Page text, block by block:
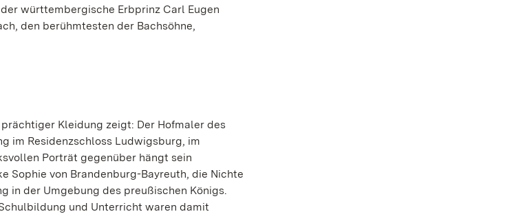
württembergische Erbprinz Carl Eugen
den berühmtesten der Bachsöhne,
Kleidung zeigt: Der Hofmaler des
im Residenzschloss Ludwigsburg, im
Porträt gegenüber hängt sein
Sophie von Brandenburg-Bayreuth, die Nichte
in der Umgebung des preußischen Königs.
und Unterricht waren damit